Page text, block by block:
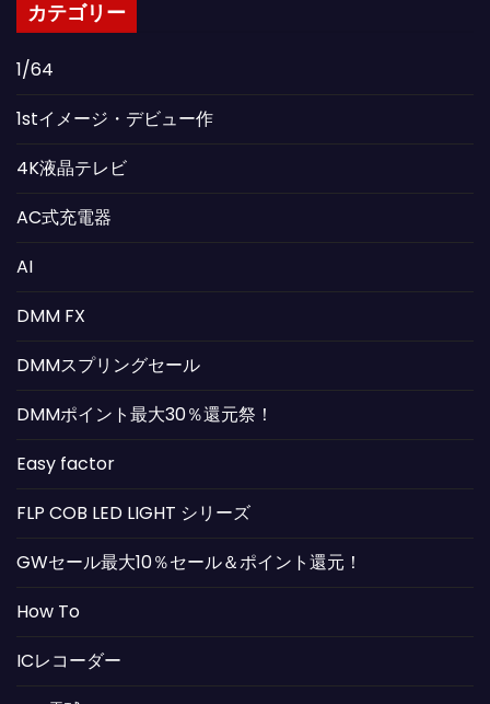
カテゴリー
1/64
1stイメージ・デビュー作
4K液晶テレビ
AC式充電器
AI
DMM FX
DMMスプリングセール
DMMポイント最大30％還元祭！
Easy factor
FLP COB LED LIGHT シリーズ
GWセール最大10％セール＆ポイント還元！
How To
ICレコーダー